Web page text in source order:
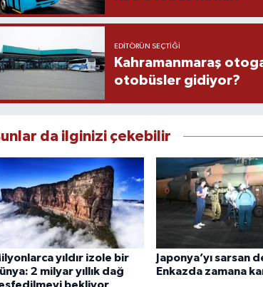
EDITÖRÜN SEÇTIĞI
Kahramanmaraş
otobüsler gidiyor?
da ilginizi çekebilir
yıldır izole bir
2 milyar yıllık dağ
Japonya’yı sarsan
Enkazda zamana